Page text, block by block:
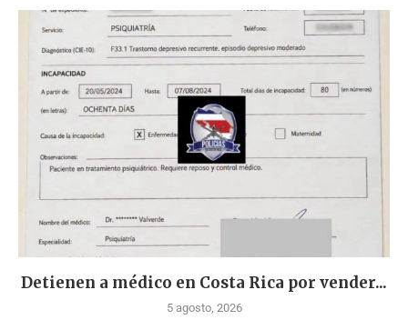
Detienen a médico en Costa Rica por vender...
5 agosto, 2026